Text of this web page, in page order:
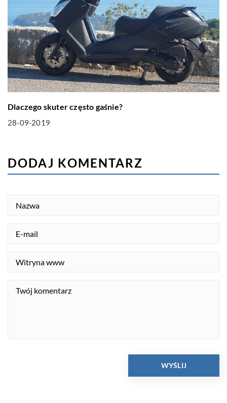
Dlaczego skuter często gaśnie?
28-09-2019
DODAJ KOMENTARZ